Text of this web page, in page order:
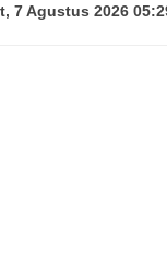
7 Agustus 2026